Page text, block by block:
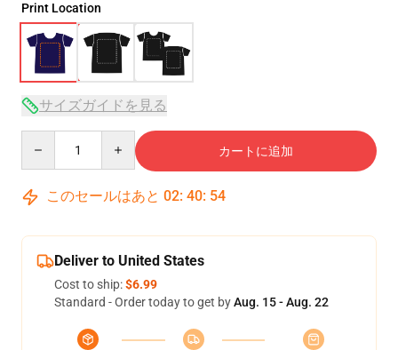
Print Location
サイズガイドを見る
カートに追加
このセールはあと 02: 40: 53
Deliver to United States
Cost to ship:$6.99
Standard - Order today to get byAug. 15 - Aug. 22